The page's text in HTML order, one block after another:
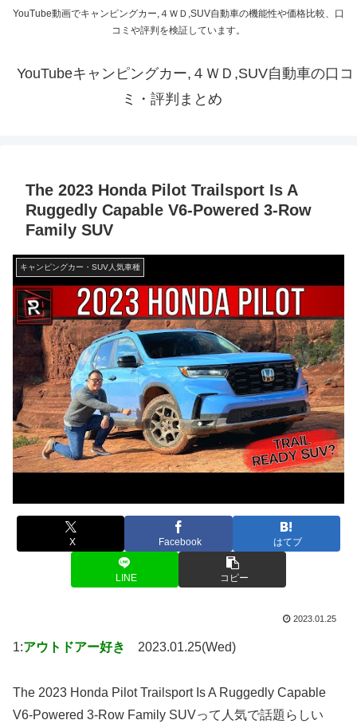
YouTube動画でキャンピングカー,４ＷＤ,SUV自動車の機能性や価格比較、口
コミや評判を検証しています。
YouTubeキャンピングカー,４ＷＤ,SUV自動車の口コ
ミ・評判まとめ
The 2023 Honda Pilot Trailsport Is A
Ruggedly Capable V6-Powered 3-Row
Family SUV
キャンピングカー・SUV人気車種
X Facebook はてブ
LINE コピー
2023.01.25
1:アウトドアー好き 2023.01.25(Wed)
The 2023 Honda Pilot Trailsport Is A Ruggedly Capable
V6-Powered 3-Row Family SUVって人気で話題らしい